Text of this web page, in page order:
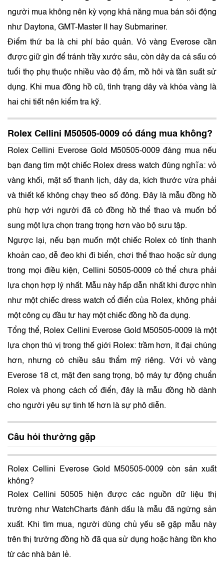
người mua không nên kỳ vọng khả năng mua bán sôi động
như Daytona, GMT-Master II hay Submariner.
Điểm thứ ba là chi phí bảo quản. Vỏ vàng Everose cần
được giữ gìn để tránh trầy xước sâu, còn dây da cá sấu có
tuổi thọ phụ thuộc nhiều vào độ ẩm, mồ hôi và tần suất sử
dụng. Khi mua đồng hồ cũ, tình trạng dây và khóa vàng là
hai chi tiết nên kiểm tra kỹ.
Rolex Cellini M50505-0009 có đáng mua không?
Rolex Cellini Everose Gold M50505-0009 đáng mua nếu
bạn đang tìm một chiếc Rolex dress watch đúng nghĩa: vỏ
vàng khối, mặt số thanh lịch, dây da, kích thước vừa phải
và thiết kế không chạy theo số đông. Đây là mẫu đồng hồ
phù hợp với người đã có đồng hồ thể thao và muốn bổ
sung một lựa chọn trang trọng hơn vào bộ sưu tập.
Ngược lại, nếu bạn muốn một chiếc Rolex có tính thanh
khoản cao, dễ đeo khi đi biển, chơi thể thao hoặc sử dụng
trong mọi điều kiện, Cellini 50505-0009 có thể chưa phải
lựa chọn hợp lý nhất. Mẫu này hấp dẫn nhất khi được nhìn
như một chiếc dress watch cổ điển của Rolex, không phải
một công cụ đầu tư hay một chiếc đồng hồ đa dụng.
Tổng thể, Rolex Cellini Everose Gold M50505-0009 là một
lựa chọn thú vị trong thế giới Rolex: trầm hơn, ít đại chúng
hơn, nhưng có chiều sâu thẩm mỹ riêng. Với vỏ vàng
Everose 18 ct, mặt đen sang trọng, bộ máy tự động chuẩn
Rolex và phong cách cổ điển, đây là mẫu đồng hồ dành
cho người yêu sự tinh tế hơn là sự phô diễn.
Câu hỏi thường gặp
Rolex Cellini Everose Gold M50505-0009 còn sản xuất
không?
Rolex Cellini 50505 hiện được các nguồn dữ liệu thị
trường như WatchCharts đánh dấu là mẫu đã ngừng sản
xuất. Khi tìm mua, người dùng chủ yếu sẽ gặp mẫu này
trên thị trường đồng hồ đã qua sử dụng hoặc hàng tồn kho
từ các nhà bán lẻ.